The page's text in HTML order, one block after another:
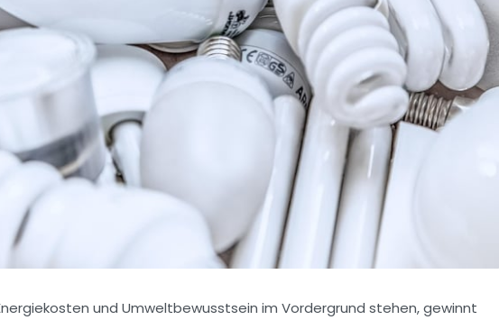
und Umweltbewusstsein im Vordergrund stehen, gewinnt